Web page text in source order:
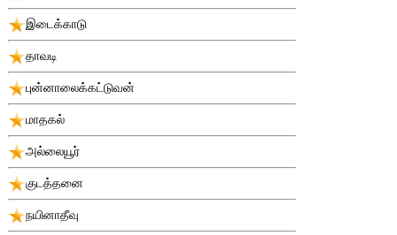
இடைக்காடு
தாவடி
புன்னாலைக்கட்டுவன்
மாதகல்
அல்லையூர்
குடத்தனை
நயினாதீவு